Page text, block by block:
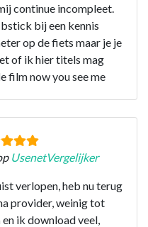
continue incompleet.
bij een kennis
op de fiets maar je je
of ik hier titels mag
film now you see me
UsenetVergelijker
verlopen, heb nu terug
provider, weinig tot
ik download veel,